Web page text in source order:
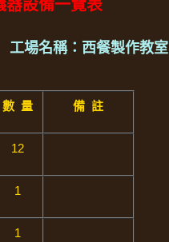
器設備一覽表
工場名稱：西餐製作教室
數 量 備 註
12
1
1